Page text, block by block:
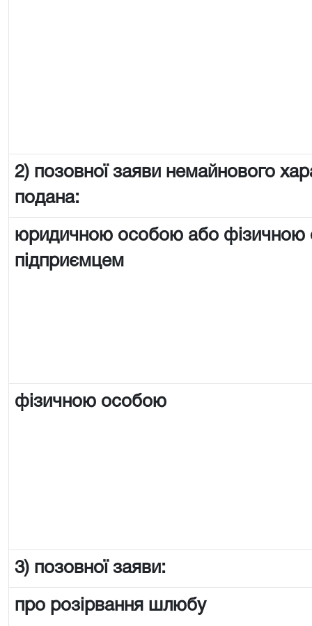
2) позовної заяви немайнового
подана:
юридичною особою або
підприємцем
фізичною особою
3) позовної заяви:
про розірвання шлюбу